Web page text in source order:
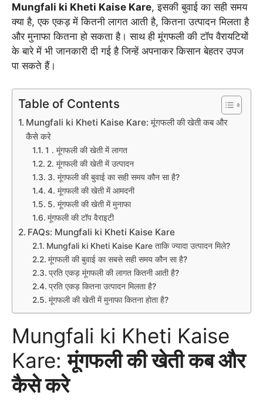
Mungfali ki Kheti Kaise Kare, इसकी बुवाई का सही समय
क्या है, एक एकड़ में कितनी लागत आती है, कितना उत्पादन मिलता है
और मुनाफा कितना हो सकता है। साथ ही मूंगफली की टॉप वैरायटियों
के बारे में भी जानकारी दी गई है जिन्हें अपनाकर किसान बेहतर उपज
पा सकते हैं।
Table of Contents
Mungfali ki Kheti Kaise Kare: मूंगफली की खेती कब और
कैसे करे
1 . मूंगफली की खेती में लागत
2. मूंगफली की खेती में उत्पादन
3. मूंगफली की बुवाई का सही समय कौन सा है?
4. मूंगफली की खेती में आमदनी
5. मूंगफली की खेती में मुनाफा
मूंगफली की टॉप वैराइटी
FAQs: Mungfali ki Kheti Kaise Kare
Mungfali ki Kheti Kaise Kare ताकि ज्यादा उत्पादन मिले?
मूंगफली की बुवाई का सबसे सही समय कौन सा है?
प्रति एकड़ मूंगफली की लागत कितनी आती है?
प्रति एकड़ कितना उत्पादन मिलता है?
मूंगफली की खेती में मुनाफा कितना होता है?
Mungfali ki Kheti Kaise
Kare:मूंगफली की खेती कब और
कैसे करे